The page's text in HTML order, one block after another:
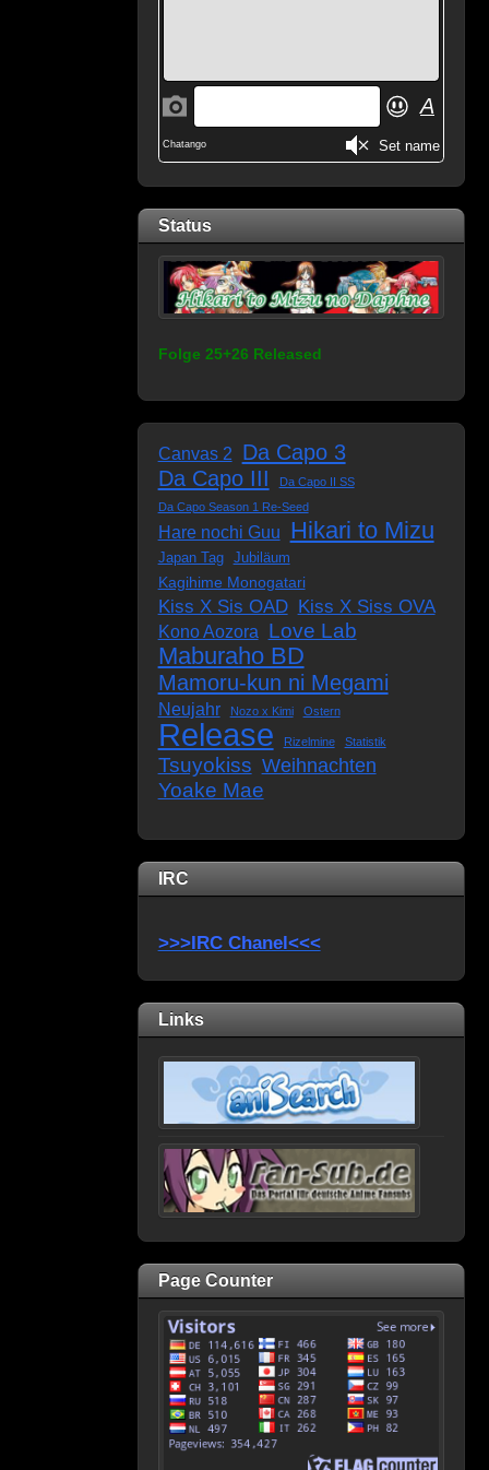
Status
Folge 25+26 Released
Canvas 2
Da Capo 3
Da Capo III
Da Capo II SS
Da Capo Season 1 Re-Seed
Hare nochi Guu Hikari to Mizu
Japan Tag Jubiläum
Kagihime Monogatari
Kiss X Sis OAD Kiss X Siss OVA
Kono Aozora Love Lab
Maburaho BD
Mamoru-kun ni Megami
Neujahr Nozo x Kimi Ostern
Release Rizelmine Statistik
Tsuyokiss Weihnachten
Yoake Mae
IRC
>>>IRC Chanel<<<
Links
Page Counter